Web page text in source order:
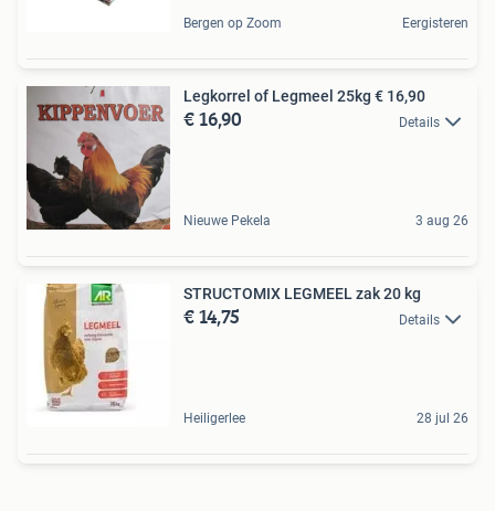
Bergen op Zoom Eergisteren
Legkorrel of Legmeel 25kg € 16,90
€ 16,90 Details
Nieuwe Pekela 3 aug 26
STRUCTOMIX LEGMEEL zak 20 kg
€ 14,75 Details
Heiligerlee 28 jul 26